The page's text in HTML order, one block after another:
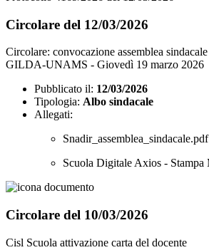
Circolare del 12/03/2026
Circolare: convocazione assemblea
GILDA-UNAMS - Giovedì 19 marzo 2026
Pubblicato il: 12/03/2026
Tipologia: Albo sindacale
Allegati:
Snadir_assemblea_sindacale.pdf
Scuola Digitale Axios - Stampa
Circolare del 10/03/2026
Cisl Scuola attivazione carta del docente